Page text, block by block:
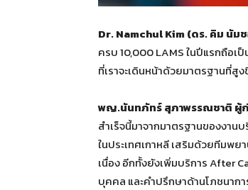
Dr. Namchul Kim (ดร. คิม นัมช
ครบ 10,000 LAMS ในปีแรกถือ
ที่เราจะเดินหน้าด้วยมาตรฐานที่สูง
พญ.นันทภัทร์ สุภาพรรณชาติ ผู้ก่
สำเร็จนี้มาจากมาตรฐานของงา
ในประเทศเกาหลี เสริมด้วยทีมพ
เนื่อง อีกทั้งยังเพิ่มบริการ After
บุคคล และคำปรึกษาด้านโภชนาก